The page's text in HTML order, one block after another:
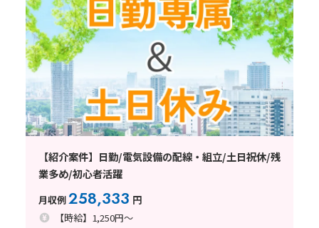
【紹介案件】日勤/電気設備の配線・組立/土日祝休/残
業多め/初心者活躍
月収例258,333 円
【時給】1,250円～